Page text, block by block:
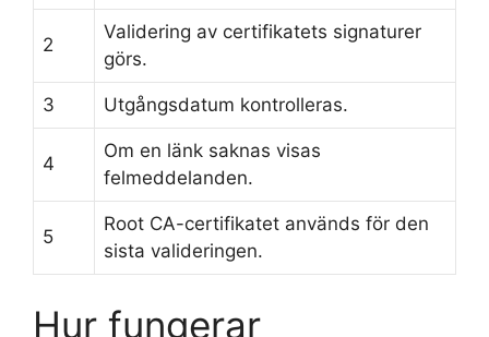
2
Validering av certifikatets signaturer
görs.
3 Utgångsdatum kontrolleras.
4
Om en länk saknas visas
felmeddelanden.
5
Root CA-certifikatet används för den
sista valideringen.
Hur fungerar